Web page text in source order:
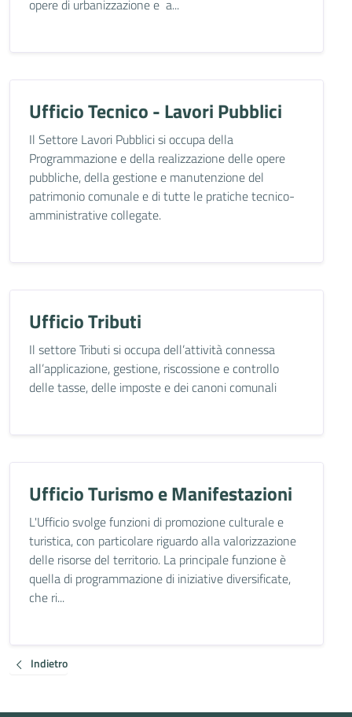
opere di urbanizzazione e a...
Ufficio Tecnico - Lavori Pubblici
Il Settore Lavori Pubblici si occupa della
Programmazione e della realizzazione delle opere
pubbliche, della gestione e manutenzione del
patrimonio comunale e di tutte le pratiche tecnico-
amministrative collegate.
Ufficio Tributi
Il settore Tributi si occupa dell’attività connessa
all’applicazione, gestione, riscossione e controllo
delle tasse, delle imposte e dei canoni comunali
Ufficio Turismo e Manifestazioni
L'Ufficio svolge funzioni di promozione culturale e
turistica, con particolare riguardo alla valorizzazione
delle risorse del territorio. La principale funzione è
quella di programmazione di iniziative diversificate,
che ri...
Indietro